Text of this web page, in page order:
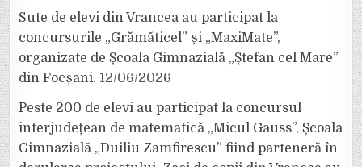
Sute de elevi din Vrancea au participat la
concursurile „Grămăticel” și „MaxiMate”,
organizate de Școala Gimnazială „Ștefan cel Mare”
din Focșani. 12/06/2026
Peste 200 de elevi au participat la concursul
interjudețean de matematică „Micul Gauss”, Școala
Gimnazială „Duiliu Zamfirescu” fiind parteneră în